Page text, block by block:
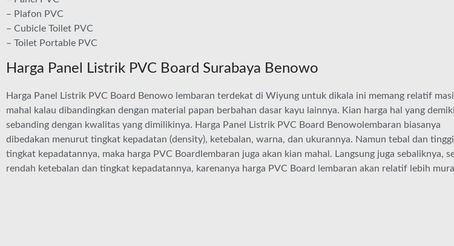
– Plafon PVC
– Cubicle Toilet PVC
– Toilet Portable PVC
Harga Panel Listrik PVC Board Surabaya Benowo
Harga Panel Listrik PVC Board Benowo lembaran terdekat di Wiyung untuk dikala ini memang relatif
mahal kalau dibandingkan dengan material papan berbahan dasar kayu lainnya. Kian harga hal yang
sebanding dengan kwalitas yang dimilikinya. Harga Panel Listrik PVC Board Benowolembaran biasanya
dibedakan menurut tingkat kepadatan (density), ketebalan, warna, dan ukurannya. Namun tebal dan tinggi
tingkat kepadatannya, maka harga PVC Boardlembaran juga akan kian mahal. Langsung juga sebaliknya,
rendah ketebalan dan tingkat kepadatannya, karenanya harga PVC Board lembaran akan relatif lebih